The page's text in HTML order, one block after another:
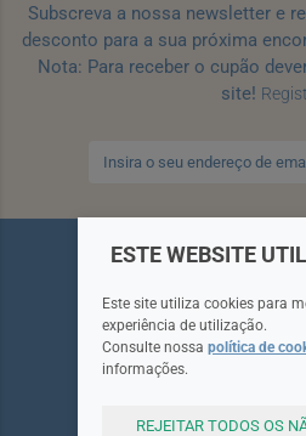
Subscreva a nossa newsletter e
desconto para a sua próxima
Nota: Para receber o cupão
site!
Siga-nos
ESTE WEBSITE
Este site utiliza cookies para
experiência de utilização.
Consulte nossa política de
informações.
REJEITAR TODOS OS